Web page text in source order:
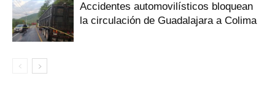
Accidentes automovilísticos bloquean
la circulación de Guadalajara a Colima